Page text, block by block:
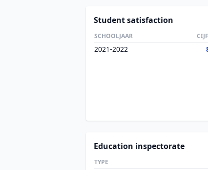
Student satisfaction
SCHOOLJAAR
2021-2022
Education inspectorate
TYPE